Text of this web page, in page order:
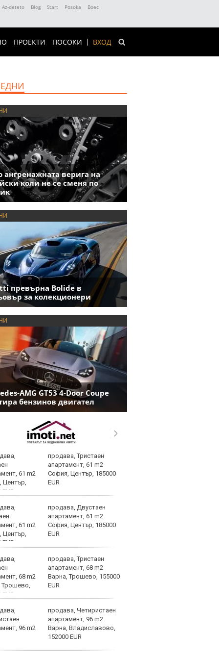
Az-deteto Blog Start Posoka
Boec
ВХОД
ПРОЕКТИ ПОСОКИ
ангренажната верига на
коли не се сменя по
превърна Bolide в
за колекционери
AMG GT53 4-Door Coupe
бензинов двигател
продава, Тристаен
апартамент, 61 m2
София, Център, 185000
EUR
продава, Двустаен
апартамент, 61 m2
София, Център, 185000
EUR
продава, Тристаен
апартамент, 68 m2
Варна, Трошево, 155000
EUR
продава, Четиристаен
апартамент, 96 m2
Варна, Владиславово,
152000 EUR